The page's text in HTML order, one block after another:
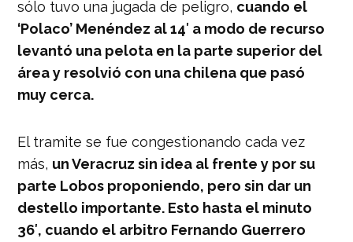
sólo tuvo una jugada de peligro, cuando el
‘Polaco’ Menéndez al 14′ a modo de recurso
levantó una pelota en la parte superior del
área y resolvió con una chilena que pasó
muy cerca.
El tramite se fue congestionando cada vez
más, un Veracruz sin idea al frente y por su
parte Lobos proponiendo, pero sin dar un
destello importante. Esto hasta el minuto
36′, cuando el arbitro Fernando Guerrero